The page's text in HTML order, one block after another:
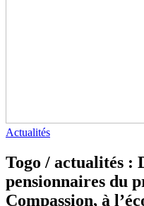
Actualités
Togo / actualités :
pensionnaires du
Compassion, à